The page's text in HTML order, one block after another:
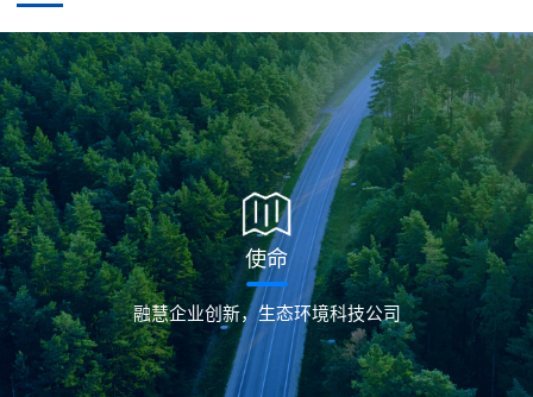
使命
融慧企业创新，生态环境科技公司